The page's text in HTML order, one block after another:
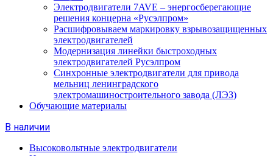
Электродвигатели 7AVE – энергосберегающие
решения концерна «Русэлпром»
Расшифровываем маркировку взрывозащищенных
электродвигателей
Модернизация линейки быстроходных
электродвигателей Русэлпром
Синхронные электродвигатели для привода
мельниц ленинградского
электромашиностроительного завода (ЛЭЗ)
Обучающие материалы
В наличии
Высоковольтные электродвигатели